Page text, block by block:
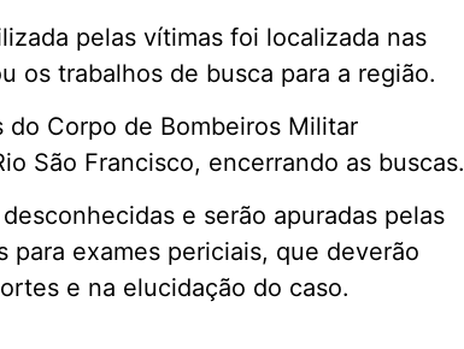
pelas vítimas foi localizada nas
os trabalhos de busca para a região.
Corpo de Bombeiros Militar
São Francisco, encerrando as buscas.
e serão apuradas pelas
para exames periciais, que deverão
e na elucidação do caso.